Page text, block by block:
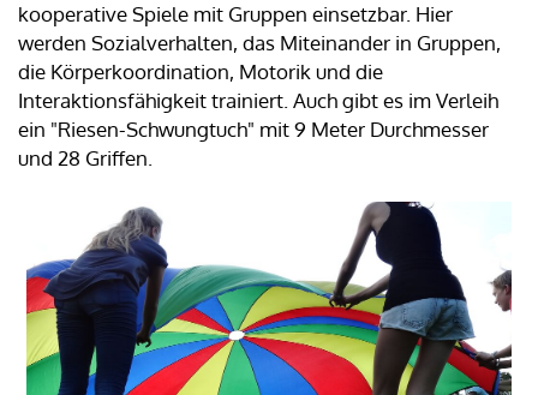
kooperative Spiele mit Gruppen einsetzbar. Hier
werden Sozialverhalten, das Miteinander in Gruppen,
die Körperkoordination, Motorik und die
Interaktionsfähigkeit trainiert. Auch gibt es im Verleih
ein "Riesen-Schwungtuch" mit 9 Meter Durchmesser
und 28 Griffen.